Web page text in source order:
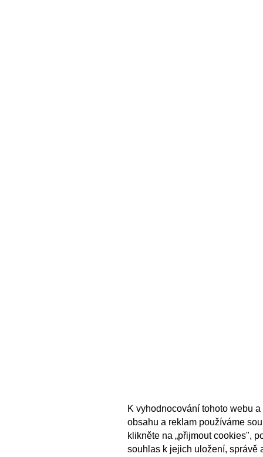
K vyhodnocování tohoto webu
obsahu a reklam používáme
klikněte na „přijmout cookies",
souhlas k jejich uložení, správě